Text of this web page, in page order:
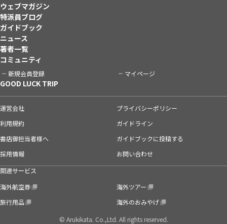
ウェブマガジン
特派員ブログ
ガイドブック
ニュース
著者一覧
コミュニティ
新規会員登録 マイページ
GOOD LUCK TRIP
運営会社
プライバシーポリシー
利用規約
ガイドライン
書店御担当者様へ
ガイドブックに投稿する
採用情報
お問い合わせ
関連サービス
海外航空券
海外ツアー
旅行用品
海外のおみやげ
© Arukikata. Co.,Ltd. All rights reserved.